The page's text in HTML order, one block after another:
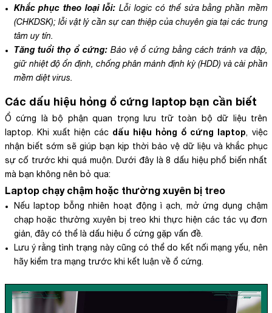
Khắc phục theo loại lỗi: Lỗi logic có thể sửa bằng phần mềm
(CHKDSK); lỗi vật lý cần sự can thiệp của chuyên gia tại các trung
tâm uy tín.
Tăng tuổi thọ ổ cứng:Bảo vệ ổ cứng bằng cách tránh va đập,
giữ nhiệt độ ổn định, chống phân mảnh định kỳ (HDD) và cài phần
mềm diệt virus.
Các dấu hiệu hỏng ổ cứng laptop bạn cần biết
Ổ cứng là bộ phận quan trọng lưu trữ toàn bộ dữ liệu trên
laptop. Khi xuất hiện các dấu hiệu hỏng ổ cứng laptop, việc
nhận biết sớm sẽ giúp bạn kịp thời bảo vệ dữ liệu và khắc phục
sự cố trước khi quá muộn. Dưới đây là 8 dấu hiệu phổ biến nhất
mà bạn không nên bỏ qua:
Laptop chạy chậm hoặc thường xuyên bị treo
Nếu laptop bỗng nhiên hoạt động ì ạch, mở ứng dụng chậm
chạp hoặc thường xuyên bị treo khi thực hiện các tác vụ đơn
giản, đây có thể là dấu hiệu ổ cứng gặp vấn đề.
Lưu ý rằng tình trạng này cũng có thể do kết nối mạng yếu, nên
hãy kiểm tra mạng trước khi kết luận về ổ cứng.